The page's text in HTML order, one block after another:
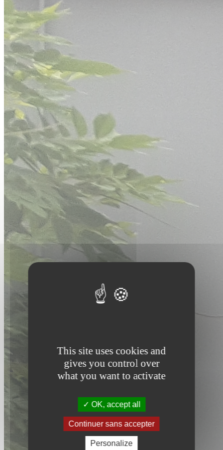
This site uses cookies and
gives you control over
what you want to activate
OK, accept all
Continuer sans accepter
Personalize